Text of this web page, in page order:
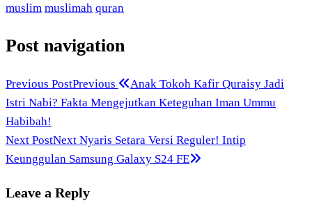
muslim muslimah quran
Post navigation
Previous PostPrevious
Anak Tokoh Kafir Quraisy Jadi
Istri Nabi? Fakta Mengejutkan Keteguhan Iman Ummu
Habibah!
Next PostNext Nyaris Setara Versi Reguler! Intip
Keunggulan Samsung Galaxy S24 FE
Leave a Reply